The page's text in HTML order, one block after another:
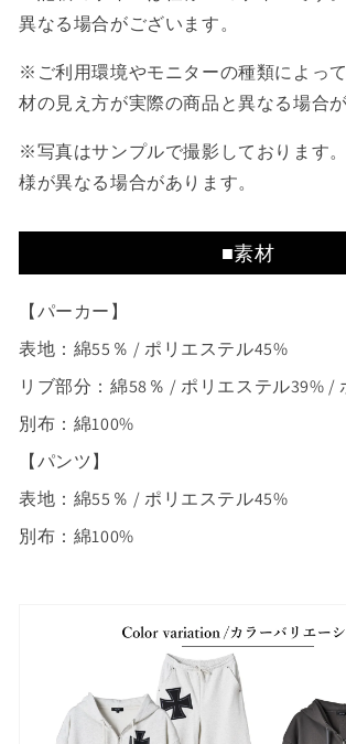
異なる場合がございます。
※ご利用環境やモニターの種類によっ
材の見え方が実際の商品と異なる場合が
※写真はサンプルで撮影しております
様が異なる場合があります。
■素材
【パーカー】
表地：綿55％ / ポリエステル45%
リブ部分：綿58％ / ポリエステル39% /
別布：綿100%
【パンツ】
表地：綿55％ / ポリエステル45%
別布：綿100%